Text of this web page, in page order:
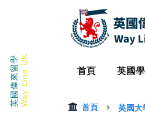
首頁 英國
英國偉來留學Way Line UK 首頁 英國大